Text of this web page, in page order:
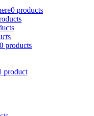
0 products
0 products
product